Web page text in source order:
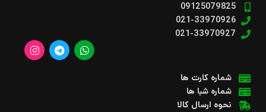
09125079825
021-33970926
021-33970927
شماره کارت ها
شماره شبا ها
نحوه ارسال کالا